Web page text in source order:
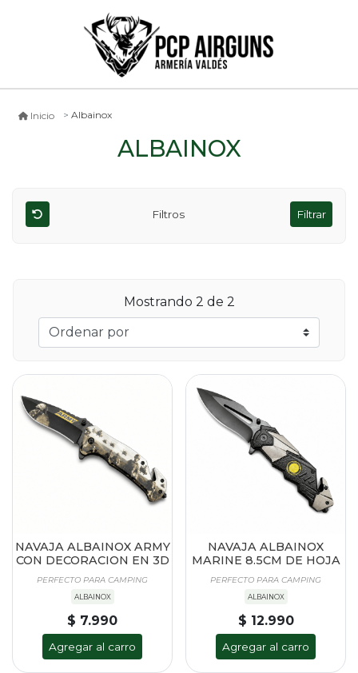
Inicio Albainox
ALBAINOX
Filtros Filtrar
Mostrando 2 de 2
NAVAJA ALBAINOX ARMY
CON DECORACION EN 3D
PERFECTO PARA CAMPING
ALBAINOX
$ 7.990
Agregar al carro
NAVAJA ALBAINOX
MARINE 8.5CM DE HOJA
PERFECTO PARA CAMPING
ALBAINOX
$ 12.990
Agregar al carro